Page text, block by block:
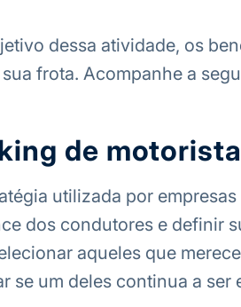
dessa atividade, os
frota. Acompanhe a
de
utilizada por empresas
dos condutores e definir
aqueles que
se um deles continua a ser